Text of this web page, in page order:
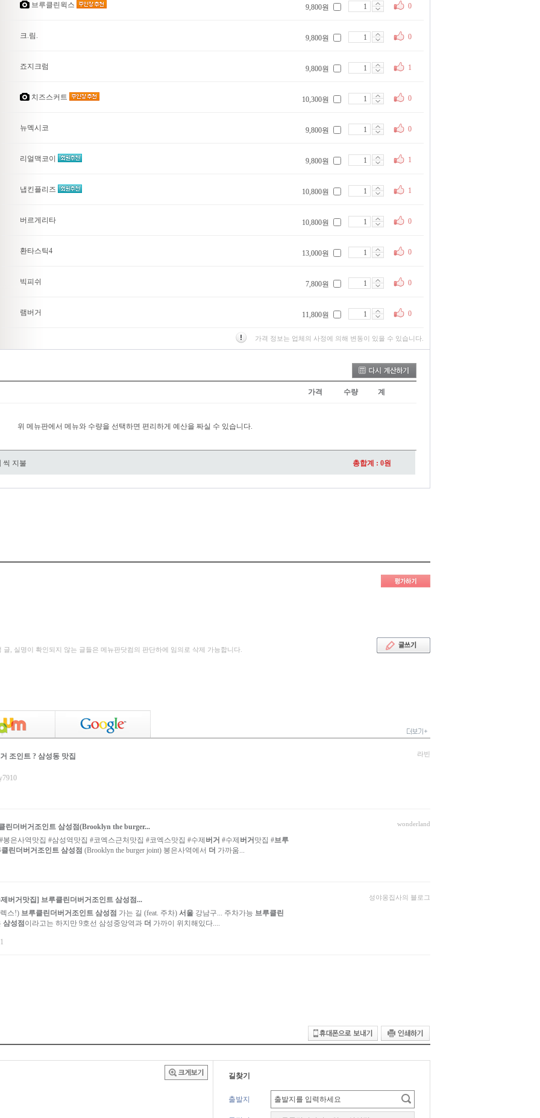
브루클린윅스 9,800원 0
크.림. 9,800원 0
죠지크럼 9,800원 1
치즈스커트 10,300원 0
뉴멕시코 9,800원 0
리얼맥코이 9,800원 1
냅킨플리즈 10,800원 1
버르게리타 10,800원 0
환타스틱4 13,000원 0
빅피쉬 7,800원 0
램버거 11,800원 0
가격 정보는 업체의 사정에 의해 변동이 있을 수 있습니다.
가격 수량 계
위 메뉴판에서 메뉴와 수량을 선택하면 편리하게 예산을 짜실 수 있습니다.
씩 지불 총합계 : 0원
, 실명이 확인되지 않는 글들은 메뉴판닷컴의 판단하에 임의로 삭제 가능합니다.
조인트 ? 삼성동 맛집 라빈
린더버거조인트 삼성점(Brooklyn the burger...
봉은사역맛집 #삼성역맛집 #코엑스근처맛집 #코엑스맛집 #수제 버거 #수제 버거 맛집 #브루
클린더버거조인트 삼성점 (Brooklyn the burger joint) 봉은사역에서 더 가까움...
wonderland
버거 맛집] 브루클린더버거조인트 삼성점...
스!) 브루클린더버거조인트 삼성점 가는 길 (feat. 주차) 서울 강남구... 주차가능 브루클린
삼성점 이라고는 하지만 9호선 삼성중앙역과 더 가까이 위치해있다....
성야옹집사의 블로그
길찾기
출발지